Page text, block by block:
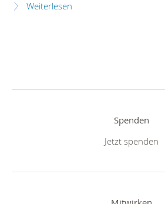
Weiterlesen
Spenden
Jetzt spenden